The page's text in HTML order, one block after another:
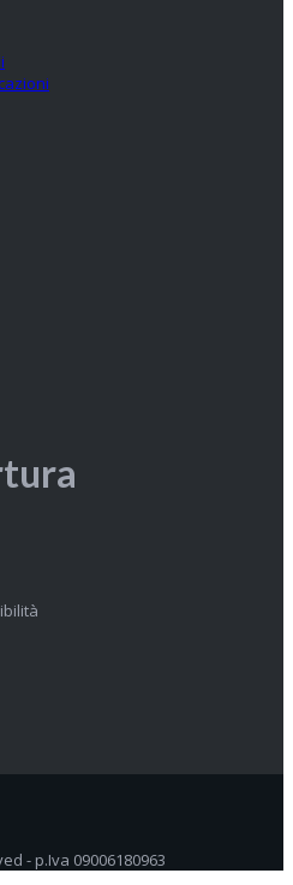
- p.Iva 09006180963